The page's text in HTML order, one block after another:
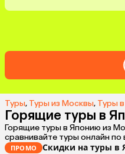
Туры, Туры из Москвы, Туры
Горящие туры в
Горящие туры в Японию из
сравнивайте туры онлайн
ПРОМО Скидки на туры в